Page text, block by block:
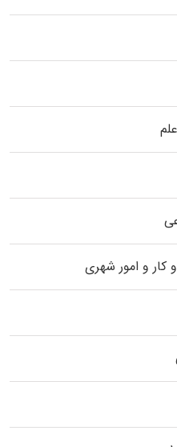
و امور شهری